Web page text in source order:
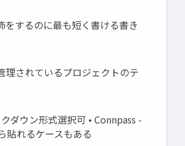
をするのに最も短く書ける書き
理されているプロジェクトのテ
ダウン形式選択可 • Connpass -
貼れるケースもある